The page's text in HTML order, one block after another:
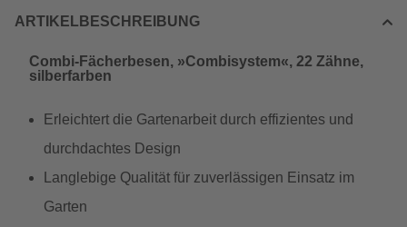
ARTIKELBESCHREIBUNG
Combi-Fächerbesen, »Combisystem«, 22 Zähne,
silberfarben
Erleichtert die Gartenarbeit durch effizientes und
durchdachtes Design
Langlebige Qualität für zuverlässigen Einsatz im
Garten